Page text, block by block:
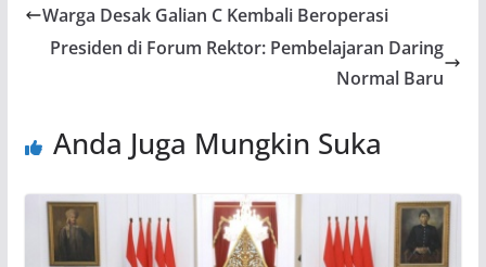
Warga Desak Galian C Kembali Beroperasi
Presiden di Forum Rektor: Pembelajaran Daring
Normal Baru
Anda Juga Mungkin Suka